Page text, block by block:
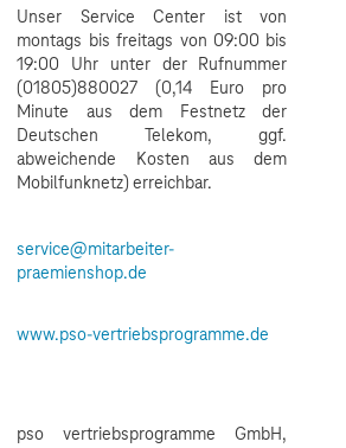
Unser Service Center ist von
montags bis freitags von 09:00 bis
19:00 Uhr unter der Rufnummer
(01805)880027 (0,14 Euro pro
Minute aus dem Festnetz der
Deutschen Telekom, ggf.
abweichende Kosten aus dem
Mobilfunknetz) erreichbar.
service@mitarbeiter-
praemienshop.de
www.pso-vertriebsprogramme.de
pso vertriebsprogramme GmbH,